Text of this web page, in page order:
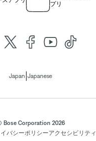
プリ
Japan Japanese
Bose Corporation 2026
バシーポリシーアクセシビリティ